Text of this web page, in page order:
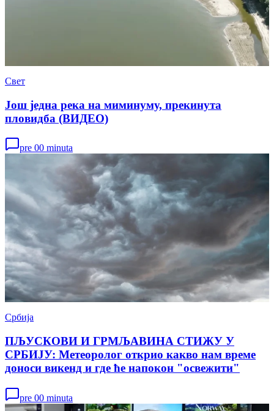
Свет
Још једна река на миминуму, прекинута
пловидба (ВИДЕО)
pre 00 minuta
Србија
ПЉУСКОВИ И ГРМЉАВИНА СТИЖУ У
СРБИЈУ: Метеоролог открио какво нам време
доноси викенд и где ће напокон "освежити"
pre 00 minuta